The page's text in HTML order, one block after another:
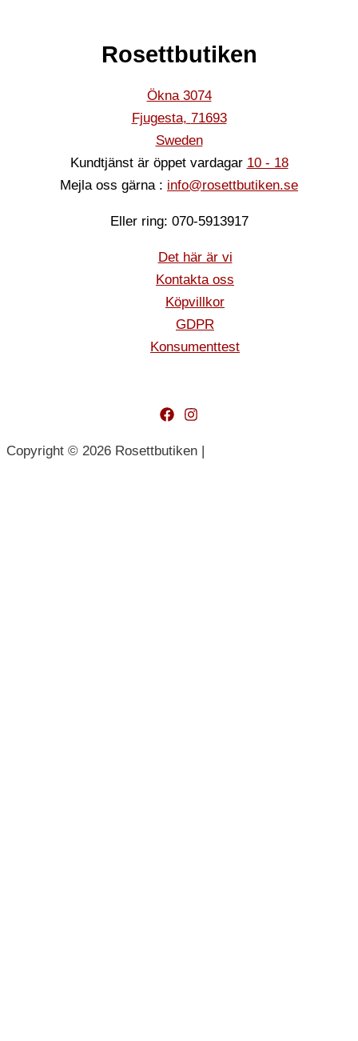
Rosettbutiken
Ökna 3074
Fjugesta, 71693
Sweden
Kundtjänst är öppet vardagar 10 - 18
Mejla oss gärna : info@rosettbutiken.se
Eller ring: 070-5913917
Det här är vi
Kontakta oss
Köpvillkor
GDPR
Konsumenttest
Copyright © 2026 Rosettbutiken |